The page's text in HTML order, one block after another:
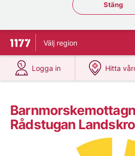
Stäng
Stäng
Till startsidan för 1177
Välj region
Logga in
på 1177.se
Hitta
på
Rådstugan